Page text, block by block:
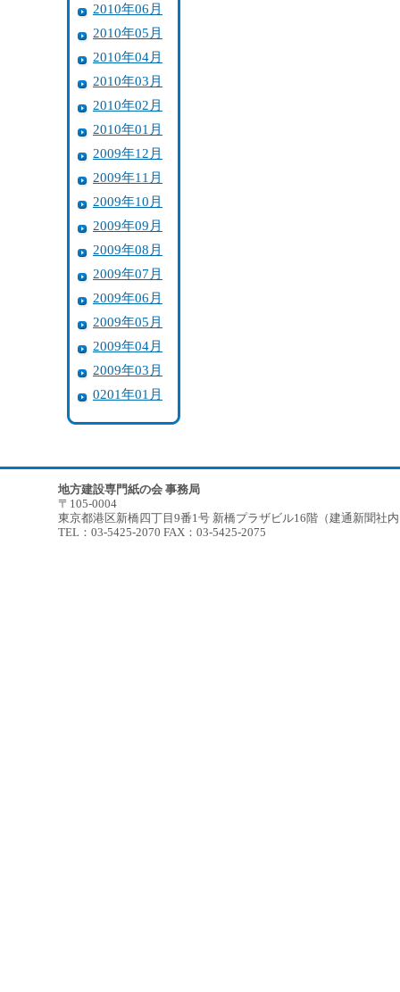
2010年06月
2010年05月
2010年04月
2010年03月
2010年02月
2010年01月
2009年12月
2009年11月
2009年10月
2009年09月
2009年08月
2009年07月
2009年06月
2009年05月
2009年04月
2009年03月
0201年01月
地方建設専門紙の会 事務局
〒105-0004
東京都港区新橋四丁目9番1号 新橋プラザビル16階（建通新聞社
TEL：03-5425-2070 FAX：03-5425-2075